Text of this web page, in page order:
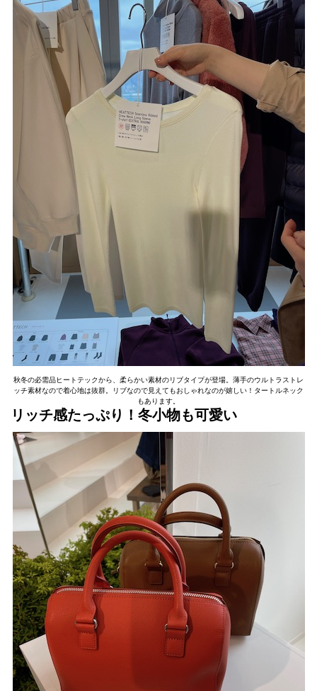
秋冬の必需品ヒートテックから、柔らかい素材のリブタイプが登場。薄手のウルトラストレ
ッチ素材なので着心地は抜群。リブなので見えてもおしゃれなのが嬉しい！タートルネック
もあります。
リッチ感たっぷり！冬小物も可愛い